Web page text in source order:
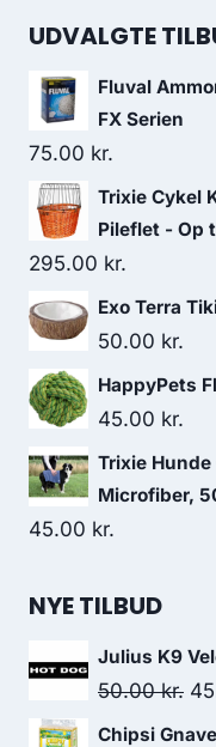
UDVALGTE
Fluval
FX Serien
75.00 kr.
Trixie Cykel
Pileflet - Op
295.00 kr.
Exo Terra
50.00 kr.
HappyPets
45.00 kr.
Trixie
Microfiber,
45.00 kr.
NYE TILBUD
Julius K9
50.00kr.
Chipsi